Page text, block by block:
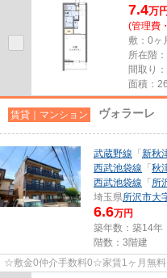
7.4万円
(管理費
敷：0ヶ
所在階
間取り
面積：
賃貸｜マンション ヴォラーレ
武蔵野線 「 新秋
西武池袋線 「 秋
西武池袋線 「 所
埼玉県所沢市大
6.6万円
築年数：築14年
階数：3階建
☆敷金0仲介手数料0☆家賃1ヶ月無